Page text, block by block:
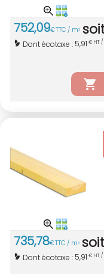
752,09€TTC / m3
Dont écotaxe : 5,91 € HT /
735,78€TTC / m3
Dont écotaxe : 5,91 € HT /